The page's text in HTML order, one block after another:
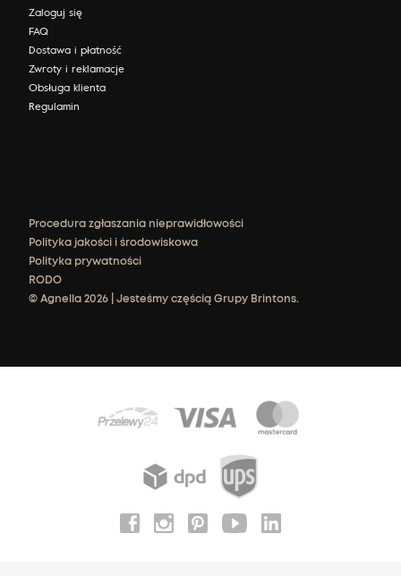
Zaloguj się
FAQ
Dostawa i płatność
Zwroty i reklamacje
Obsługa klienta
Regulamin
Procedura zgłaszania nieprawidłowości
Polityka jakości i środowiskowa
Polityka prywatności
RODO
© Agnella 2026 | Jesteśmy częścią Grupy Brintons.